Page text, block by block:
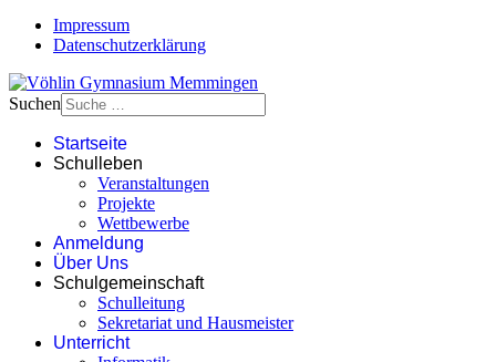
Impressum
Datenschutzerklärung
Suchen
Startseite
Schulleben
Veranstaltungen
Projekte
Wettbewerbe
Anmeldung
Über Uns
Schulgemeinschaft
Schulleitung
Sekretariat und Hausmeister
Unterricht